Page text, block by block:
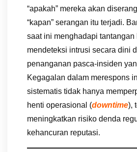
“apakah” mereka akan
“kapan” serangan itu terjadi.
saat ini menghadapi tantangan
mendeteksi intrusi secara dini
penanganan pasca-insiden
Kegagalan dalam merespons
sistematis tidak hanya
henti operasional (downtime),
meningkatkan risiko denda
kehancuran reputasi.